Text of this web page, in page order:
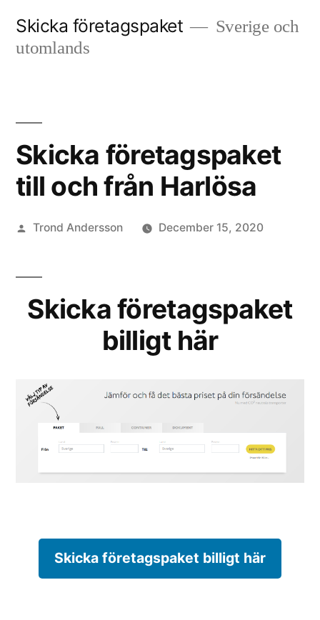
Skicka företagspaket
Sverige och
utomlands
Skicka företagspaket
till och från Harlösa
Posted
Trond Andersson December 15, 2020
Skicka företagspaket
billigt här
Skicka företagspaket billigt här